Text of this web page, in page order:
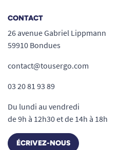
Absorption : 2000 ml
Poids : 97 g
Pourquoi choisir ce
nous ?
Échantillon gratuit :
absorbant sans
choisissez le produit
CONTACT
26 avenue Gabriel Lippmann
59910 Bondues
contact@tousergo.com
03 20 81 93 89
Du lundi au vendredi
de 9h à 12h30 et de 14h à 18h
ÉCRIVEZ-NOUS